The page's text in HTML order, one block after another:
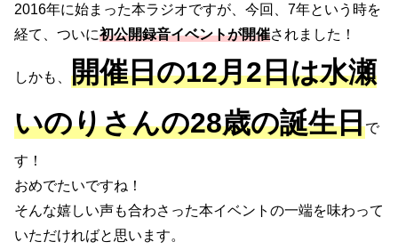
2016年に始まった本ラジオですが、今回、7年という時を
経て、ついに初公開録音イベントが開催されました！
しかも、 開催日の12月2日は水瀬
いのりさんの28歳の誕生日で
す！
おめでたいですね！
そんな嬉しい声も合わさった本イベントの一端を味わって
いただければと思います。